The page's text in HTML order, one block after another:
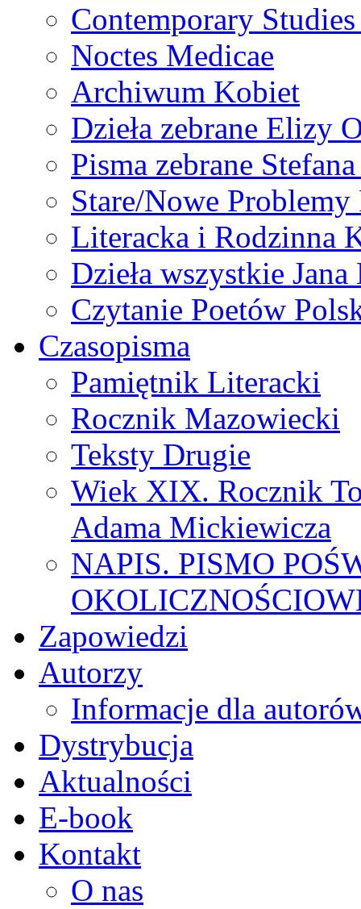
Contemporary
Noctes Medicae
Archiwum Kobiet
Dzieła zebrane Elizy
Pisma zebrane
Stare/Nowe
Literacka i Rodzinna
Dzieła wszystkie
Czytanie Poetów
Czasopisma
Pamiętnik Literacki
Rocznik Mazowiecki
Teksty Drugie
Wiek XIX. Rocznik
Adama Mickiewicza
NAPIS. PISMO
Zapowiedzi
Autorzy
Informacje dla
Dystrybucja
Aktualności
E-book
Kontakt
O nas